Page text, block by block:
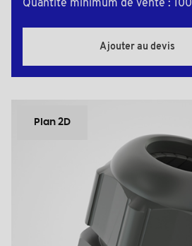
Quantité minimum de vente : 100
Ajouter au devis
Plan 2D